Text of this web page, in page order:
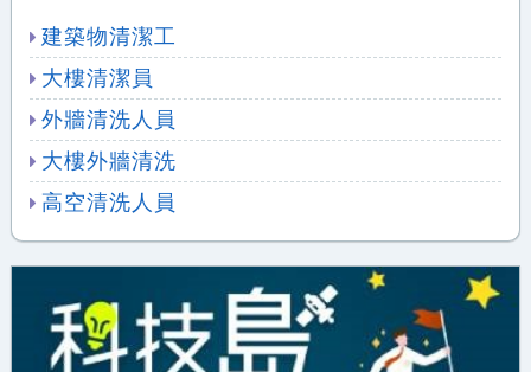
建築物清潔工
大樓清潔員
外牆清洗人員
大樓外牆清洗
高空清洗人員